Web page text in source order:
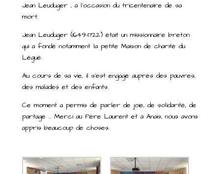
Jean Leuduger , à l’occasion du tricentenaire de sa
mort.
Jean Leuduger (1649-1722) était un missionnaire breton
qui a fondé notamment la petite Maison de charité du
Légué.
Au cours de sa vie, il s’est engagé auprès des pauvres,
des malades et des enfants.
Ce moment a permis de parler de joie, de solidarité, de
partage … Merci au Père Laurent et à Anaïs, nous avons
appris beaucoup de choses.